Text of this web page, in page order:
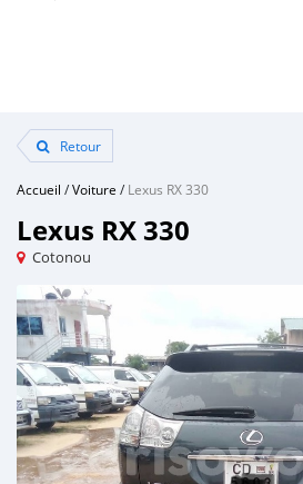
Retour
Accueil /Voiture /Lexus RX 330
Lexus RX 330
Cotonou